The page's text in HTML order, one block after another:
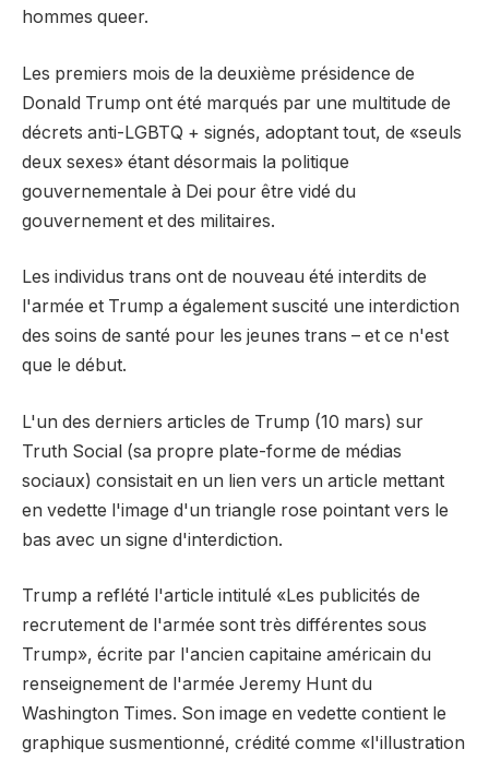
hommes queer.
Les premiers mois de la deuxième présidence de
Donald Trump ont été marqués par une multitude de
décrets anti-LGBTQ + signés, adoptant tout, de «seuls
deux sexes» étant désormais la politique
gouvernementale à Dei pour être vidé du
gouvernement et des militaires.
Les individus trans ont de nouveau été interdits de
l'armée et Trump a également suscité une interdiction
des soins de santé pour les jeunes trans – et ce n'est
que le début.
L'un des derniers articles de Trump (10 mars) sur
Truth Social (sa propre plate-forme de médias
sociaux) consistait en un lien vers un article mettant
en vedette l'image d'un triangle rose pointant vers le
bas avec un signe d'interdiction.
Trump a reflété l'article intitulé «Les publicités de
recrutement de l'armée sont très différentes sous
Trump», écrite par l'ancien capitaine américain du
renseignement de l'armée Jeremy Hunt du
Washington Times. Son image en vedette contient le
graphique susmentionné, crédité comme «l'illustration